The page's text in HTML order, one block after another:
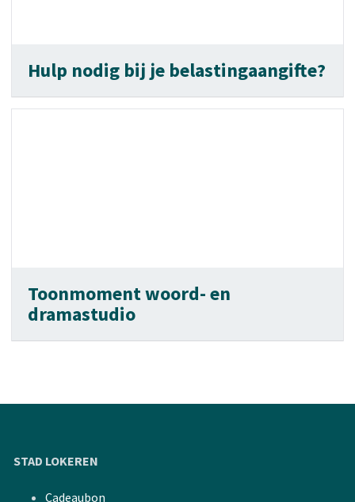
Hulp nodig bij je belastingaangifte?
Toonmoment woord- en
dramastudio
STAD LOKEREN
Cadeaubon